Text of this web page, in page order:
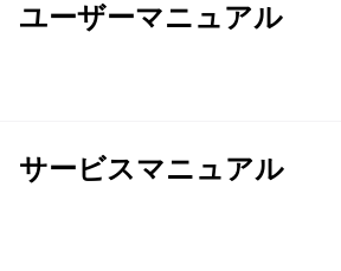
ユーザーマニュアル
サービスマニュアル